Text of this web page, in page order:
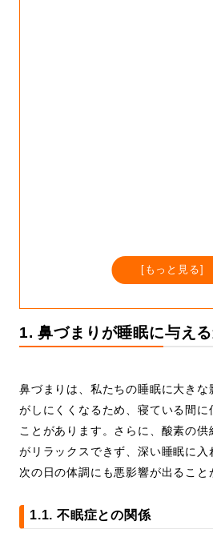
もっと見る
1. 鼻づまりが睡眠に与え
鼻づまりは、私たちの睡眠に大きな
がしにくくなるため、寝ている間に
ことがあります。さらに、酸素の
がリラックスできず、深い睡眠に入
次の日の体調にも悪影響が出ること
1.1. 不眠症との関係